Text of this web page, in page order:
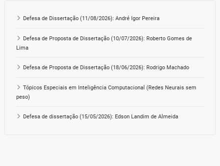
Defesa de Dissertação (11/08/2026): André Igor Pereira
Defesa de Proposta de Dissertação (10/07/2026): Roberto Gomes de
Lima
Defesa de Proposta de Dissertação (18/06/2026): Rodrigo Machado
Tópicos Especiais em Inteligência Computacional (Redes Neurais sem
peso)
Defesa de dissertação (15/05/2026): Edson Landim de Almeida